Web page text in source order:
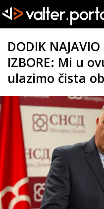
DODIK
IZBORE: Mi u
ulazimo čista